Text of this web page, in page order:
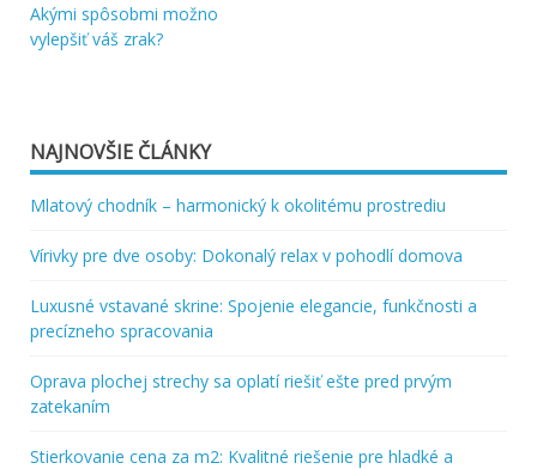
Navigácia
Akými spôsobmi možno
vylepšiť váš zrak?
NAJNOVŠIE ČLÁNKY
Mlatový chodník – harmonický k okolitému prostrediu
Vírivky pre dve osoby: Dokonalý relax v pohodlí domova
Luxusné vstavané skrine: Spojenie elegancie, funkčnosti a
precízneho spracovania
Oprava plochej strechy sa oplatí riešiť ešte pred prvým
zatekaním
Stierkovanie cena za m2: Kvalitné riešenie pre hladké a